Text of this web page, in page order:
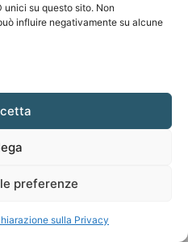
su questo sito. Non
influire negativamente su alcune
preferenze
sulla Privacy